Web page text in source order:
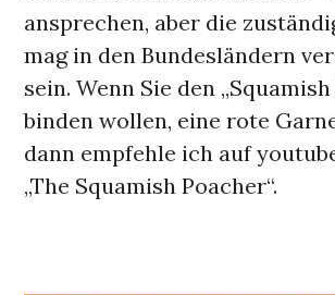
ansprechen, aber die
mag in den Bundesländern
sein. Wenn Sie den
binden wollen, eine rote
dann empfehle ich auf
„The Squamish Poacher“.